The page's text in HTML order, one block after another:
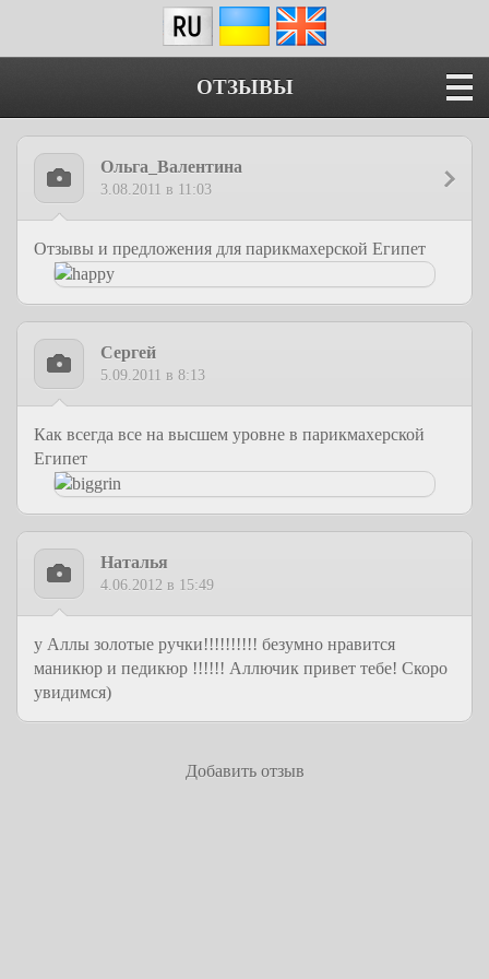
ОТЗЫВЫ
Ольга_Валентина
3.08.2011 в 11:03
Отзывы и предложения для парикмахерской Египет
Сергей
5.09.2011 в 8:13
Как всегда все на высшем уровне в парикмахерской
Египет
Наталья
4.06.2012 в 15:49
у Аллы золотые ручки!!!!!!!!!! безумно нравится
маникюр и педикюр !!!!!! Аллючик привет тебе! Скоро
увидимся)
Добавить отзыв